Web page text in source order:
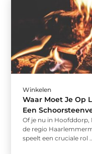
Winkelen
Waar Moet Je Op
Een
Of je nu in Hoofddorp,
de regio
speelt een cruciale rol ...